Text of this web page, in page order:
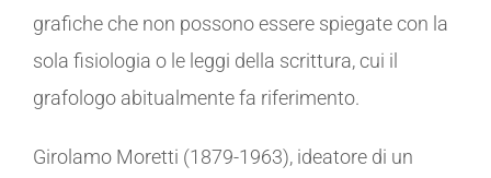
grafiche che non possono essere spiegate con la
sola fisiologia o le leggi della scrittura, cui il
grafologo abitualmente fa riferimento.
Girolamo Moretti (1879-1963), ideatore di un